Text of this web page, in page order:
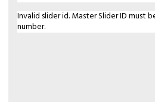
Invalid slider id. Master Slider ID must
number.